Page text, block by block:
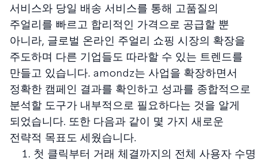
서비스와 당일 배송 서비스를 통해 고품질의
주얼리를 빠르고 합리적인 가격으로 공급할 뿐
아니라, 글로벌 온라인 주얼리 쇼핑 시장의 확장을
주도하며 다른 기업들도 따라할 수 있는 트렌드를
만들고 있습니다. amondz는 사업을 확장하면서
정확한 캠페인 결과를 확인하고 성과를 종합적으로
분석할 도구가 내부적으로 필요하다는 것을 알게
되었습니다. 또한 다음과 같이 몇 가지 새로운
전략적 목표도 세웠습니다.
첫 클릭부터 거래 체결까지의 전체 사용자 수명